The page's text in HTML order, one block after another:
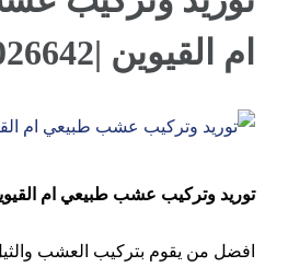
ام القيوين |0544026642
View
Image
توريد وتركيب عشب طبيعي ام
افضل من يقوم بتركيب العشب